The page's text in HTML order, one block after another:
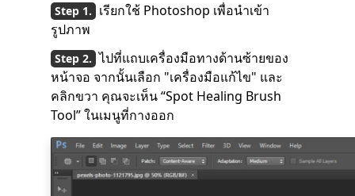
เรียกใช้ Photoshop เพื่อนำเข้า
รูปภาพ
ไปที่แถบเครื่องมือทางด้านซ้ายของ
หน้าจอ จากนั้นเลือก "เครื่องมือแก้ไข" และ
คลิกขวา คุณจะเห็น “Spot Healing Brush
Tool” ในเมนูที่กางออก